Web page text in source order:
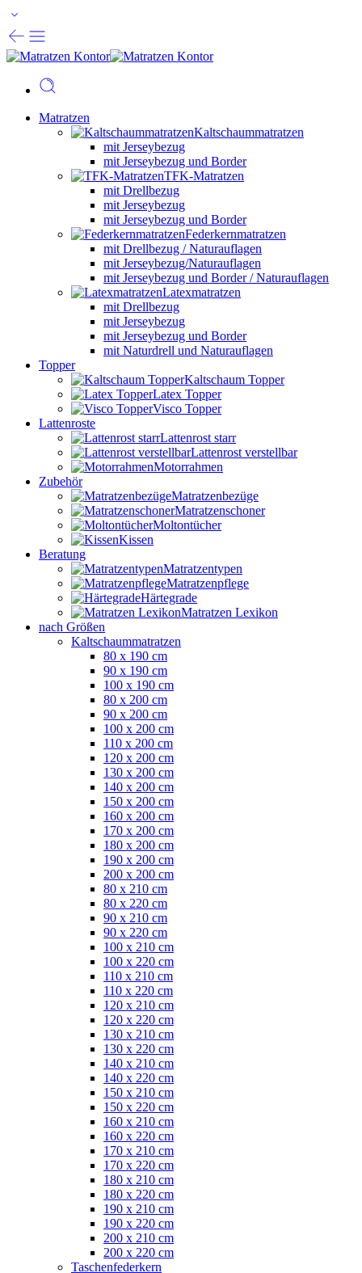
Matratzen
Kaltschaummatratzen
mit Jerseybezug
mit Jerseybezug und Border
TFK-Matratzen
mit Drellbezug
mit Jerseybezug
mit Jerseybezug und Border
Federkernmatratzen
mit Drellbezug / Naturauflagen
mit Jerseybezug/Naturauflagen
mit Jerseybezug und Border / Naturauflagen
Latexmatratzen
mit Drellbezug
mit Jerseybezug
mit Jerseybezug und Border
mit Naturdrell und Naturauflagen
Topper
Kaltschaum Topper
Latex Topper
Visco Topper
Lattenroste
Lattenrost starr
Lattenrost verstellbar
Motorrahmen
Zubehör
Matratzenbezüge
Matratzenschoner
Moltontücher
Kissen
Beratung
Matratzentypen
Matratzenpflege
Härtegrade
Matratzen Lexikon
nach Größen
Kaltschaummatratzen
80 x 190 cm
90 x 190 cm
100 x 190 cm
80 x 200 cm
90 x 200 cm
100 x 200 cm
110 x 200 cm
120 x 200 cm
130 x 200 cm
140 x 200 cm
150 x 200 cm
160 x 200 cm
170 x 200 cm
180 x 200 cm
190 x 200 cm
200 x 200 cm
80 x 210 cm
80 x 220 cm
90 x 210 cm
90 x 220 cm
100 x 210 cm
100 x 220 cm
110 x 210 cm
110 x 220 cm
120 x 210 cm
120 x 220 cm
130 x 210 cm
130 x 220 cm
140 x 210 cm
140 x 220 cm
150 x 210 cm
150 x 220 cm
160 x 210 cm
160 x 220 cm
170 x 210 cm
170 x 220 cm
180 x 210 cm
180 x 220 cm
190 x 210 cm
190 x 220 cm
200 x 210 cm
200 x 220 cm
Taschenfederkern